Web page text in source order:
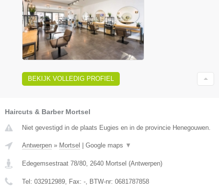
BEKIJK VOLLEDIG PROFIEL
Haircuts & Barber Mortsel
Niet gevestigd in de plaats Eugies en in de provincie Henegouwen.
Antwerpen » Mortsel Google maps ▼
Edegemsestraat 78/80, 2640 Mortsel (Antwerpen)
Tel: 032912989, Fax: -, BTW-nr: 0681787858